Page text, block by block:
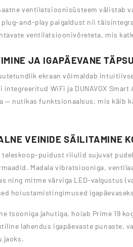
ventilatsioonisüsteem välistab
and-play paigaldust nii
ventilatsioonivõreteta, mis
JA IGAPÄEVANE
ekraan võimaldab
WiFi ja DUNAVOX
— nutikas funktsionaalsus, mis käib
VEINIDE SÄILITAMINE
teleskoop-puidust riiulid sujuvat
Madala vibratsiooniga,
ning mitme värviga LED-valgustus
hoiustamistingimused
tsooniga jahutiga, hoiab Prime 19
lahendus igapäevaste punaste,
jaoks.